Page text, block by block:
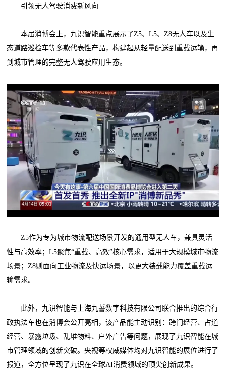
引领无人驾驶消费新风向
本届消博会上，九识智能重点展示了Z5、L5、Z8无人车以及生
态道路巡检车等多款代表性产品，构建起从轻量配送到重载运输，再
到城市管理的完整无人驾驶应用生态。
Z5作为专为城市物流配送场景开发的通用型无人车，兼具灵活
性与高效率；L5聚焦“重载、高效”核心需求，适用于大规模城市物流
场景；Z8则面向工业物流及快运场景，以更大装载能力覆盖重载运
输需求。
此外，九识智能与上海九誓数字科技有限公司联合推出的综合行
政执法车也在消博会公开亮相，该产品能主动识别：跨门经营、占道
经营、暴露垃圾、乱堆物料、户外广告等问题，展现了九识智能在城
市管理领域的创新突破。央视等权威媒体均对九识智能的展位进行了
报道，全方位呈现了九识在全球AI消费领域的顶尖创新成果。